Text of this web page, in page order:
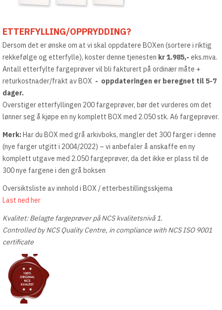
ETTERFYLLING/OPPRYDDING?
Dersom det er ønske om at vi skal oppdatere BOXen (sortere i riktig
rekkefølge og etterfylle), koster denne tjenesten kr 1.985,- eks.mva.
Antall etterfylte fargeprøver vil bli fakturert på ordinær måte +
returkostnader/frakt av BOX - oppdateringen er beregnet til 5-7
dager.
Overstiger etterfyllingen 200 fargeprøver, bør det vurderes om det
lønner seg å kjøpe en ny komplett BOX med 2.050 stk. A6 fargeprøver.
Merk:Har du BOX med grå arkivboks, mangler det 300 farger i denne
(nye farger utgitt i 2004/2022) – vi anbefaler å anskaffe en ny
komplett utgave med 2.050 fargeprøver, da det ikke er plass til de
300 nye fargene i den grå boksen
Oversiktsliste av innhold i BOX / etterbestillingsskjema
Last ned her
Kvalitet: Belagte fargeprøver på NCS kvalitetsnivå 1.
Controlled by NCS Quality Centre, in compliance with NCS ISO 9001
certificate